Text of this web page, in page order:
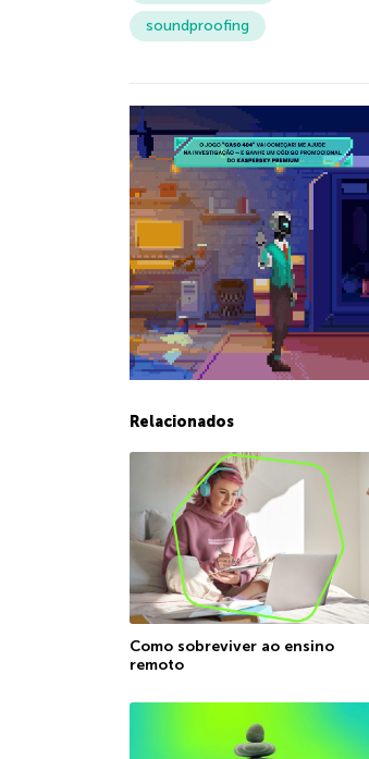
soundproofing
Relacionados
Como sobreviver ao ensino
remoto